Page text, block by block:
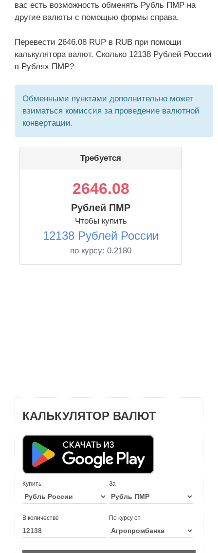
вас есть возможность обменять Рубль ПМР на
другие валюты с помощью формы справа.
Перевести 2646.08 RUP в RUB при помощи
калькулятора валют. Сколько 12138 Рублей России
в Рублях ПМР?
Обменными пунктами дополнительно может
взиматься комиссия за проведение валютной
конвертации.
Требуется
2646.08
Рублей ПМР
Чтобы купить
12138 Рублей России
по курсу: 0.2180
КАЛЬКУЛЯТОР ВАЛЮТ
Купить За
В количестве По курсу от